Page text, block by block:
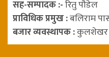
सह-सम्पादक :-रितु पौडेल
प्राविधिक प्रमुख :बलिराम
बजार व्यवस्थापक :कुलशेखर